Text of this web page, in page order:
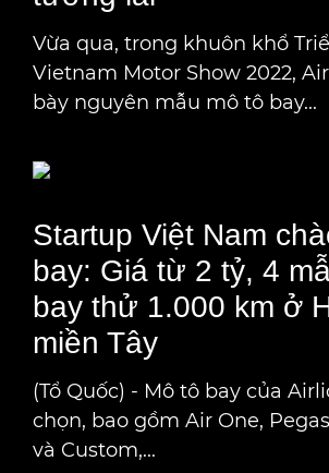
Vừa qua, trong khuôn khổ
Vietnam Motor Show 2022,
bày nguyên mẫu mô tô bay...
Startup Việt Nam
bay: Giá từ 2 tỷ, 4
bay thử 1.000 km ở
miền Tây
(Tổ Quốc) - Mô tô bay của
chọn, bao gồm Air One,
và Custom,...